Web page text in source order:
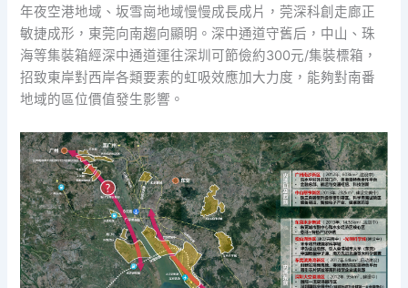
年夜空港地域、坂雪崗地域慢慢成長成片，莞深科創走廊正
敏捷成形，東莞向南趨向顯明。深中通道守舊后，中山、珠
海等集裝箱經深中通道運往深圳可節儉約300元/集裝標箱，
招致東岸對西岸各類要素的虹吸效應加大力度，能夠對南番
地域的區位價值發生影響。